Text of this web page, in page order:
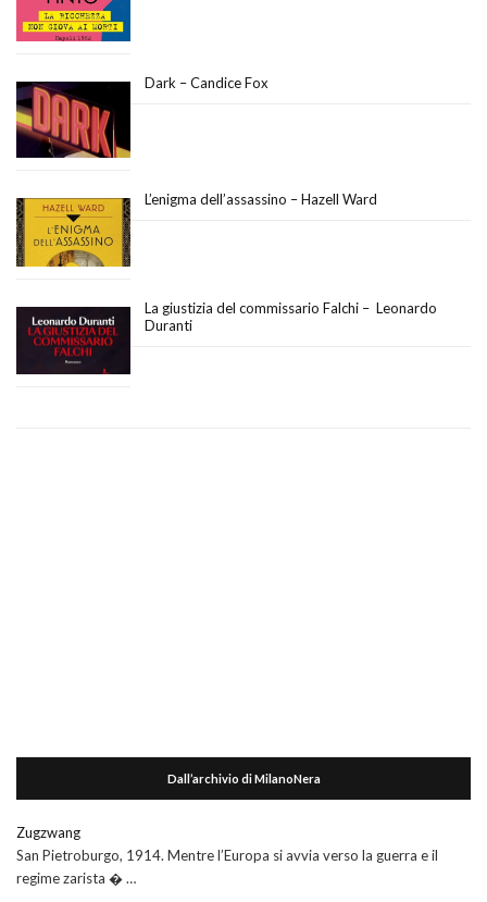
Dark – Candice Fox
L’enigma dell’assassino – Hazell Ward
La giustizia del commissario Falchi – Leonardo
Duranti
Dall’archivio di MilanoNera
Zugzwang
San Pietroburgo, 1914. Mentre l’Europa si avvia verso la guerra e il
regime zarista � …